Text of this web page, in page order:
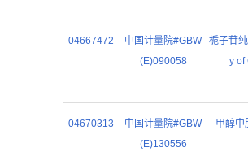
04667472
中国计量院#GBW
(E)090058
栀子苷
y of
04670313
中国计量院#GBW
(E)130556
甲醇中